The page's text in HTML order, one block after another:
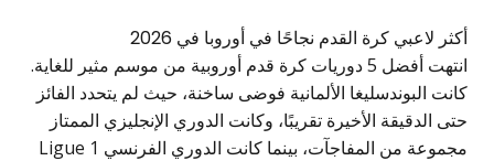
أكثر لاعبي كرة القدم نجاحًا في أوروبا في 2026
انتهت أفضل 5 دوريات كرة قدم أوروبية من موسم مثير للغاية.
كانت البوندسليغا الألمانية فوضى ساخنة، حيث لم يتحدد الفائز
حتى الدقيقة الأخيرة تقريبًا، وكانت الدوري الإنجليزي الممتاز
مجموعة من المفاجآت، بينما كانت الدوري الفرنسي Ligue 1